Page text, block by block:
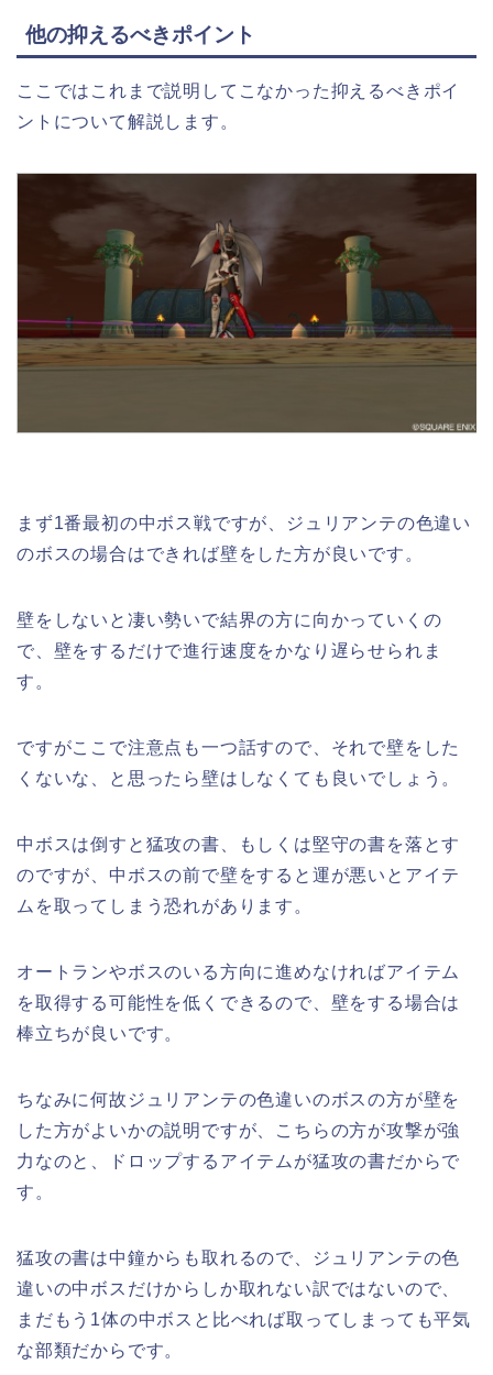
他の抑えるべきポイント
ここではこれまで説明してこなかった抑えるべきポイ
ントについて解説します。
まず1番最初の中ボス戦ですが、ジュリアンテの色違い
のボスの場合はできれば壁をした方が良いです。
壁をしないと凄い勢いで結界の方に向かっていくの
で、壁をするだけで進行速度をかなり遅らせられま
す。
ですがここで注意点も一つ話すので、それで壁をした
くないな、と思ったら壁はしなくても良いでしょう。
中ボスは倒すと猛攻の書、もしくは堅守の書を落とす
のですが、中ボスの前で壁をすると運が悪いとアイテ
ムを取ってしまう恐れがあります。
オートランやボスのいる方向に進めなければアイテム
を取得する可能性を低くできるので、壁をする場合は
棒立ちが良いです。
ちなみに何故ジュリアンテの色違いのボスの方が壁を
した方がよいかの説明ですが、こちらの方が攻撃が強
力なのと、ドロップするアイテムが猛攻の書だからで
す。
猛攻の書は中鐘からも取れるので、ジュリアンテの色
違いの中ボスだけからしか取れない訳ではないので、
まだもう1体の中ボスと比べれば取ってしまっても平気
な部類だからです。